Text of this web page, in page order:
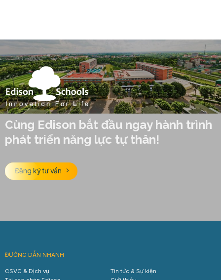
Cùng Edison bắt đầu ngay hành trình
phát triển năng lực tự thân!
Đăng ký tư vấn
ĐƯỜNG DẪN NHANH
CSVC & Dịch vụ
Tin tức & Sự kiện